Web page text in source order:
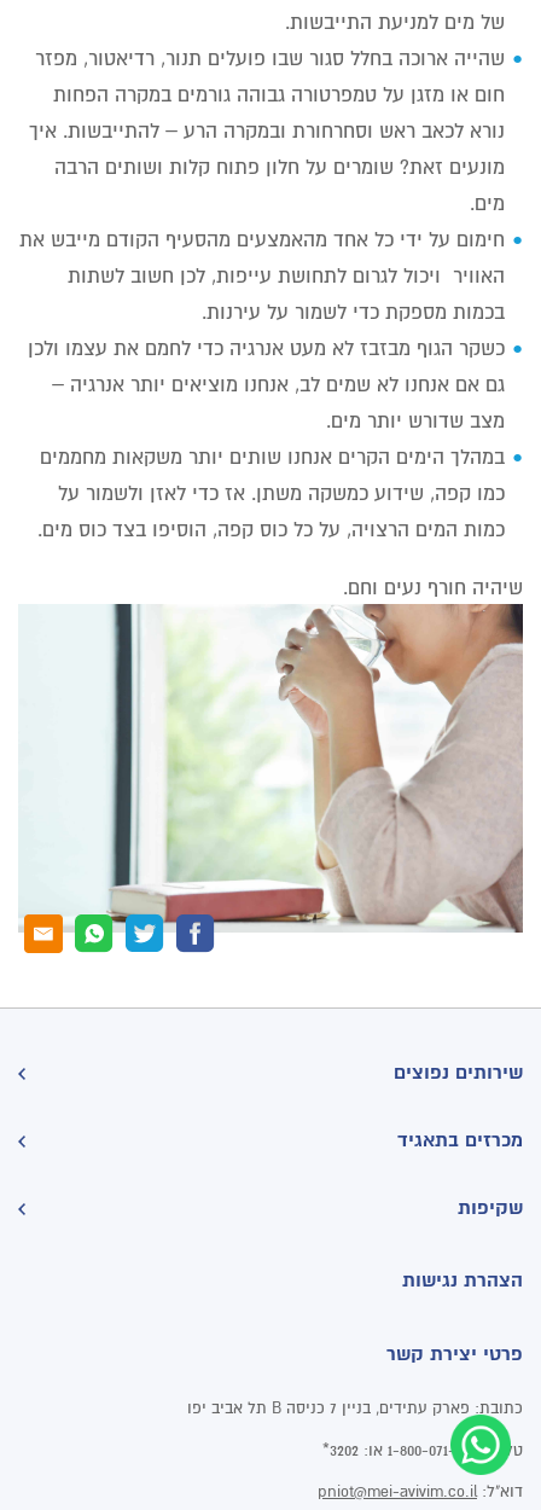
של מים למניעת התייבשות.
שהייה ארוכה בחלל סגור שבו פועלים תנור, רדיאטור, מפזר
חום או מזגן על טמפרטורה גבוהה גורמים במקרה הפחות
נורא לכאב ראש וסחרחורת ובמקרה הרע – להתייבשות. איך
מונעים זאת? שומרים על חלון פתוח קלות ושותים הרבה
מים.
חימום על ידי כל אחד מהאמצעים מהסעיף הקודם מייבש את
האוויר ויכול לגרום לתחושת עייפות, לכן חשוב לשתות
בכמות מספקת כדי לשמור על עירנות.
כשקר הגוף מבזבז לא מעט אנרגיה כדי לחמם את עצמו ולכן
גם אם אנחנו לא שמים לב, אנחנו מוציאים יותר אנרגיה –
מצב שדורש יותר מים.
במהלך הימים הקרים אנחנו שותים יותר משקאות מחממים
כמו קפה, שידוע כמשקה משתן. אז כדי לאזן ולשמור על
כמות המים הרצויה, על כל כוס קפה, הוסיפו בצד כוס מים.
שיהיה חורף נעים וחם.
שירותים נפוצים
מכרזים בתאגיד
שקיפות
הצהרת נגישות
פרטי יצירת קשר
כתובת: פארק עתידים, בניין 7 כניסה B תל אביב יפו
טלפון: 1-800-071-202 או: 3202*
דוא"ל: pniot@mei-avivim.co.il